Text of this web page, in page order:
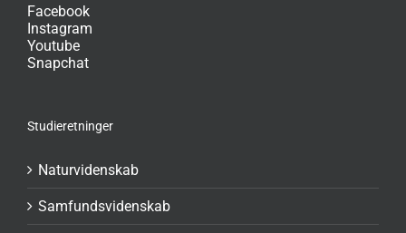
Facebook
Instagram
Youtube
Snapchat
Studieretninger
Naturvidenskab
Samfundsvidenskab